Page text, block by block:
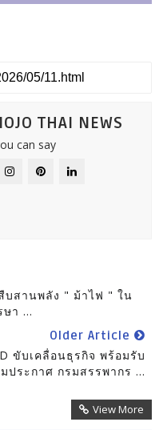
THAI NEWS
can say
บสานพลัง " ม้าไฟ " ใน
า ...
Older Article
ขับเคลื่อนธุรกิจ พร้อมรับ
ประกาศ กรมสรรพากร ...
View More